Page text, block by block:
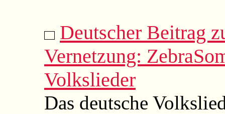
Deutscher Beitrag
Vernetzung:
Volkslieder
Das deutsche